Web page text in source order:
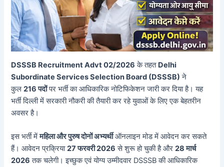
DSSSB Recruitment Advt 02/2026 के तहत Delhi
Subordinate Services Selection Board (DSSSB) ने
कुल216 पदोंपर भर्ती का आधिकारिक नोटिफिकेशन जारी कर दिया है। यह
भर्ती दिल्ली में सरकारी नौकरी की तैयारी कर रहे युवाओं के लिए एक बेहतरीन
अवसर है।
इस भर्ती मेंमहिला और पुरुष दोनों अभ्यर्थीऑनलाइन मोड में आवेदन कर सकते
हैं। आवेदन प्रक्रिया27 फरवरी 2026 से शुरू हो चुकी है और28 मार्च
2026 तक चलेगी। इच्छुक एवं योग्य उम्मीदवार DSSSB की आधिकारिक